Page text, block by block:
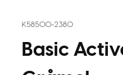
K58500-2380
Basic